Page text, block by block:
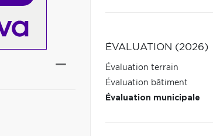
ÉVALUATION (2026)
Évaluation terrain
Évaluation bâtiment
Évaluation municipale